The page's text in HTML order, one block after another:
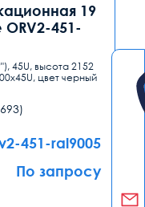
19
451-
45U, высота 2152
цвет черный
451-ral9005
По запросу